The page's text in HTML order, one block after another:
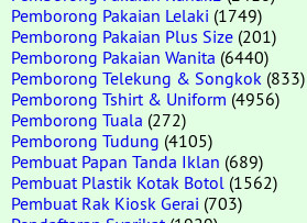
Pemborong Pakaian Lelaki (1749)
Pemborong Pakaian Plus Size (201)
Pemborong Pakaian Wanita (6440)
Pemborong Telekung & Songkok (833)
Pemborong Tshirt & Uniform (4956)
Pemborong Tuala (272)
Pemborong Tudung (4105)
Pembuat Papan Tanda Iklan (689)
Pembuat Plastik Kotak Botol (1562)
Pembuat Rak Kiosk Gerai (703)